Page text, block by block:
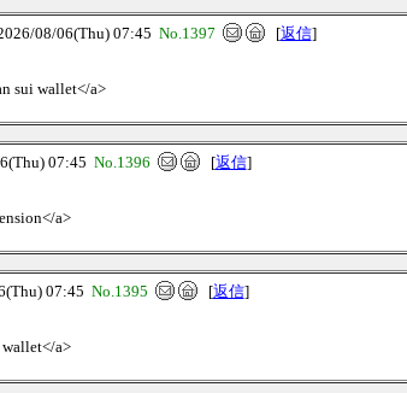
08/06(Thu) 07:45 No.1397 [返信]
sui wallet</a>
07:45 No.1396 [返信]
a>
07:45 No.1395 [返信]
a>